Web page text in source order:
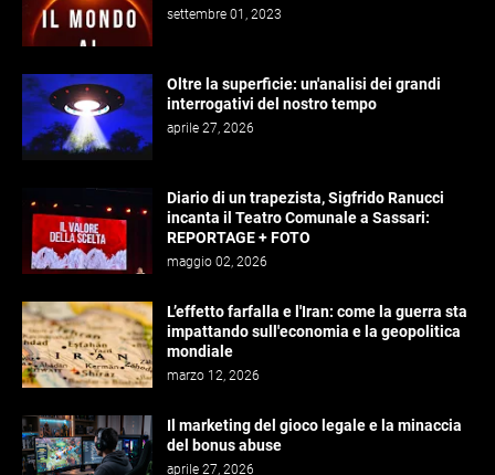
settembre 01, 2023
Oltre la superficie: un'analisi dei grandi
interrogativi del nostro tempo
aprile 27, 2026
Diario di un trapezista, Sigfrido Ranucci
incanta il Teatro Comunale a Sassari:
REPORTAGE + FOTO
maggio 02, 2026
L’effetto farfalla e l'Iran: come la guerra sta
impattando sull'economia e la geopolitica
mondiale
marzo 12, 2026
Il marketing del gioco legale e la minaccia
del bonus abuse
aprile 27, 2026